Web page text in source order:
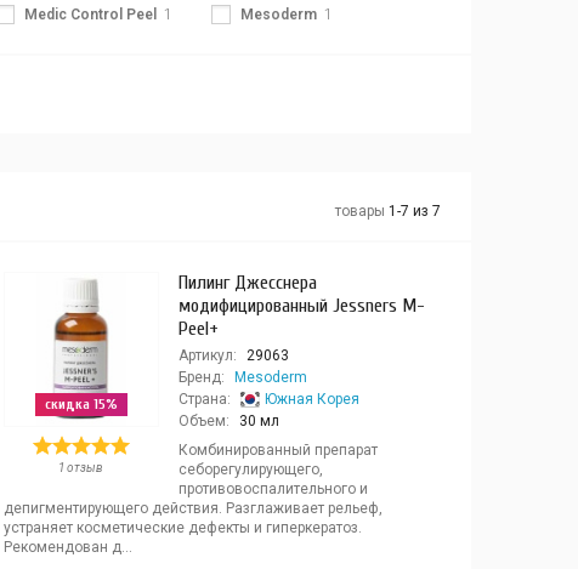
Medic Control Peel 1 Mesoderm 1
товары 1-7 из 7
скидка 15%
1 отзыв
Пилинг Джесснера
модифицированный Jessners M-
Peel+
Артикул:
29063
Бренд:
Mesoderm
Страна:
Южная Корея
Объем:
30 мл
Комбинированный препарат
себорегулирующего,
противовоспалительного и
депигментирующего действия. Разглаживает рельеф,
устраняет косметические дефекты и гиперкератоз.
Рекомендован д...